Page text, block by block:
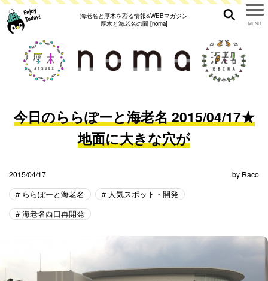
海老名と厚木を彩る情報&WEBマガジン
厚木と海老名の間 [noma]
今日のららぽーと海老名 2015/04/17★
地面に大きな穴が
2015/04/17 by Raco
ららぽーと海老名
人気スポット・開発
海老名西口再開発